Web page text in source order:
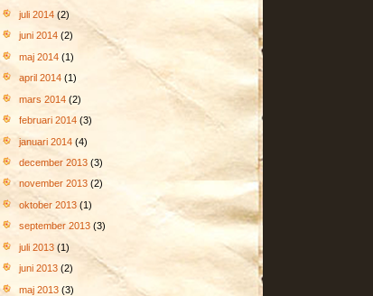
juli 2014 (2)
juni 2014 (2)
maj 2014 (1)
april 2014 (1)
mars 2014 (2)
februari 2014 (3)
januari 2014 (4)
december 2013 (3)
november 2013 (2)
oktober 2013 (1)
september 2013 (3)
juli 2013 (1)
juni 2013 (2)
maj 2013 (3)